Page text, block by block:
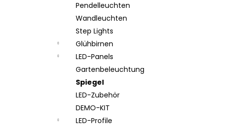
Pendelleuchten
Wandleuchten
Step Lights
Glühbirnen
LED-Panels
Gartenbeleuchtung
Spiegel
LED-Zubehör
DEMO-KIT
LED-Profile